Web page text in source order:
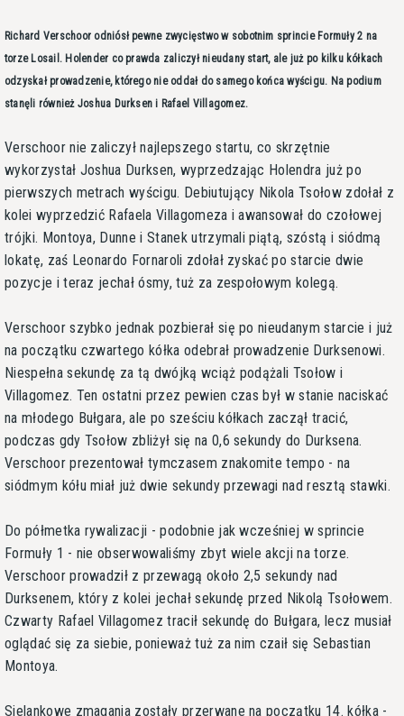
Richard Verschoor odniósł pewne zwycięstwo w sobotnim sprincie Formuły 2 na
torze Losail. Holender co prawda zaliczył nieudany start, ale już po kilku kółkach
odzyskał prowadzenie, którego nie oddał do samego końca wyścigu. Na podium
stanęli również Joshua Durksen i Rafael Villagomez.
Verschoor nie zaliczył najlepszego startu, co skrzętnie
wykorzystał Joshua Durksen, wyprzedzając Holendra już po
pierwszych metrach wyścigu. Debiutujący Nikola Tsołow zdołał z
kolei wyprzedzić Rafaela Villagomeza i awansował do czołowej
trójki. Montoya, Dunne i Stanek utrzymali piątą, szóstą i siódmą
lokatę, zaś Leonardo Fornaroli zdołał zyskać po starcie dwie
pozycje i teraz jechał ósmy, tuż za zespołowym kolegą.
Verschoor szybko jednak pozbierał się po nieudanym starcie i już
na początku czwartego kółka odebrał prowadzenie Durksenowi.
Niespełna sekundę za tą dwójką wciąż podążali Tsołow i
Villagomez. Ten ostatni przez pewien czas był w stanie naciskać
na młodego Bułgara, ale po sześciu kółkach zaczął tracić,
podczas gdy Tsołow zbliżył się na 0,6 sekundy do Durksena.
Verschoor prezentował tymczasem znakomite tempo - na
siódmym kółu miał już dwie sekundy przewagi nad resztą stawki.
Do półmetka rywalizacji - podobnie jak wcześniej w sprincie
Formuły 1 - nie obserwowaliśmy zbyt wiele akcji na torze.
Verschoor prowadził z przewagą około 2,5 sekundy nad
Durksenem, który z kolei jechał sekundę przed Nikolą Tsołowem.
Czwarty Rafael Villagomez tracił sekundę do Bułgara, lecz musiał
oglądać się za siebie, ponieważ tuż za nim czaił się Sebastian
Montoya.
Sielankowe zmagania zostały przerwane na początku 14. kółka -